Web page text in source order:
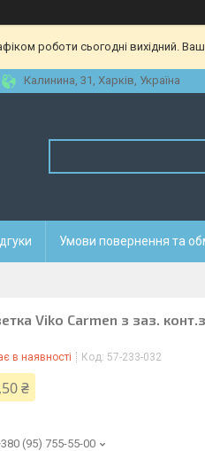
роботи сьогодні вихідний.
Калинина, 31, Харків, Україна
Умови повернення та
Viko Carmen з заз.
в наявності Код: 57-233-032
₴
(95) 755-55-00